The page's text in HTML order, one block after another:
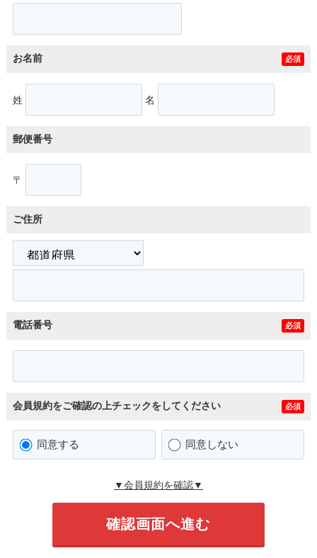
お名前 必須
姓 名
郵便番号
〒
ご住所
電話番号 必須
会員規約をご確認の上チェックをしてください 必須
同意する 同意しない
▼会員規約を確認▼